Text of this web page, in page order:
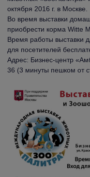
октября 2016 г. в Москве.
Во время выставки
приобрести корма Witte
Время работы выставки
для посетителей
Адрес: Бизнес-центр
36 (3 минуты пешком от